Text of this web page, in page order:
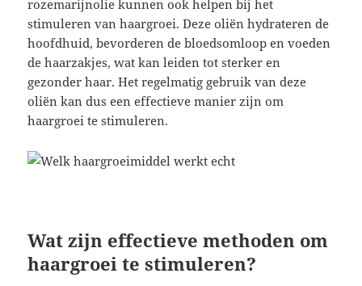
rozemarijnolie kunnen ook helpen bij het
stimuleren van haargroei. Deze oliën hydrateren de
hoofdhuid, bevorderen de bloedsomloop en voeden
de haarzakjes, wat kan leiden tot sterker en
gezonder haar. Het regelmatig gebruik van deze
oliën kan dus een effectieve manier zijn om
haargroei te stimuleren.
Wat zijn effectieve methoden om
haargroei te stimuleren?